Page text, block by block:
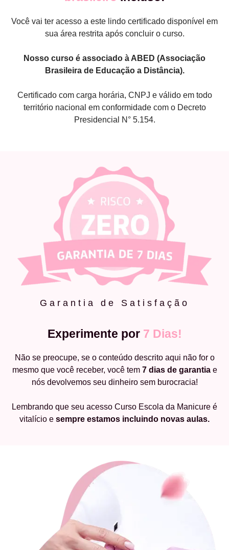
Você vai ter acesso a este lindo certificado disponível em
sua área restrita após concluir o curso.
Nosso curso é associado à ABED (Associação
Brasileira de Educação a Distância).
Certificado com carga horária, CNPJ e válido em todo
território nacional em conformidade com o Decreto
Presidencial N° 5.154.
Garantia de Satisfação
Experimente por 7 Dias!
Não se preocupe, se o conteúdo descrito aqui não for o
mesmo que você receber, você tem 7 dias de garantiae
nós devolvemos seu dinheiro sem burocracia!
Lembrando que seu acesso Curso Escola da Manicure é
vitalício e sempre estamos incluindo novas aulas.